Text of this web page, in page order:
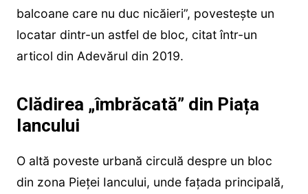
balcoane care nu duc nicăieri”, povestește un
locatar dintr-un astfel de bloc, citat într-un
articol din Adevărul din 2019.
Clădirea „îmbrăcată” din Piața
Iancului
O altă poveste urbană circulă despre un bloc
din zona Pieței Iancului, unde fațada principală,